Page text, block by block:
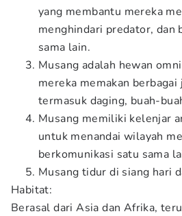
yang membantu mereka
menghindari predator, dan
sama lain.
Musang adalah hewan
mereka memakan berbagai
termasuk daging, buah-
Musang memiliki kelenjar
untuk menandai wilayah
berkomunikasi satu sama
Musang tidur di siang hari
Habitat:
Berasal dari Asia dan Afrika,